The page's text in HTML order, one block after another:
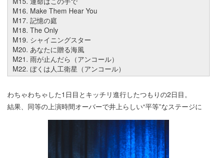
M16. Make Them Hear You
M17. 記憶の庭
M18. The Only
M19. シャイニングスター
M20. あなたに贈る海風
M21. 雨が止んだら（アンコール）
M22. ぼくは人工衛星（アンコール）
わちゃわちゃした1日目とキッチリ進行したつもりの2日目。
結果、同等の上演時間オーバーで井上らしい“平等”なステージに